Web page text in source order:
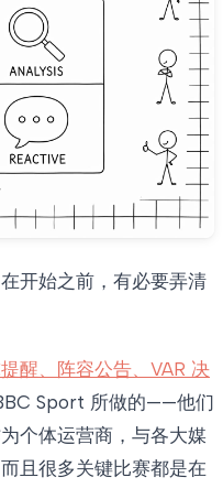
开始之前，有必要弄清
醒、阵容公告、VAR 决
Sport 所做的——他们
个体运营商，与各大媒
且很多关键比赛都是在